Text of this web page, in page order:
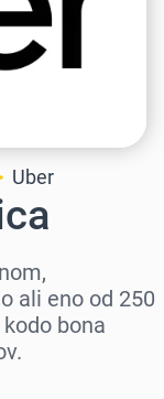
Uber
ali eno od 250
bona